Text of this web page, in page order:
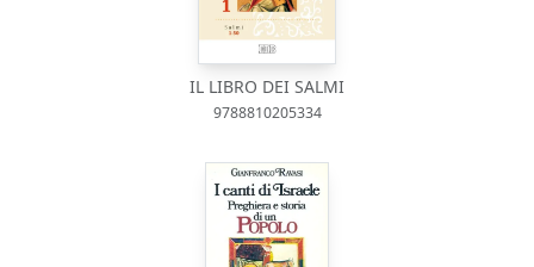
IL LIBRO DEI SALMI
9788810205334